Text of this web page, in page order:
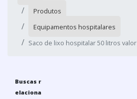
Produtos
Equipamentos hospitalares
Saco de lixo hospitalar 50 litros valor
Buscas r
elaciona